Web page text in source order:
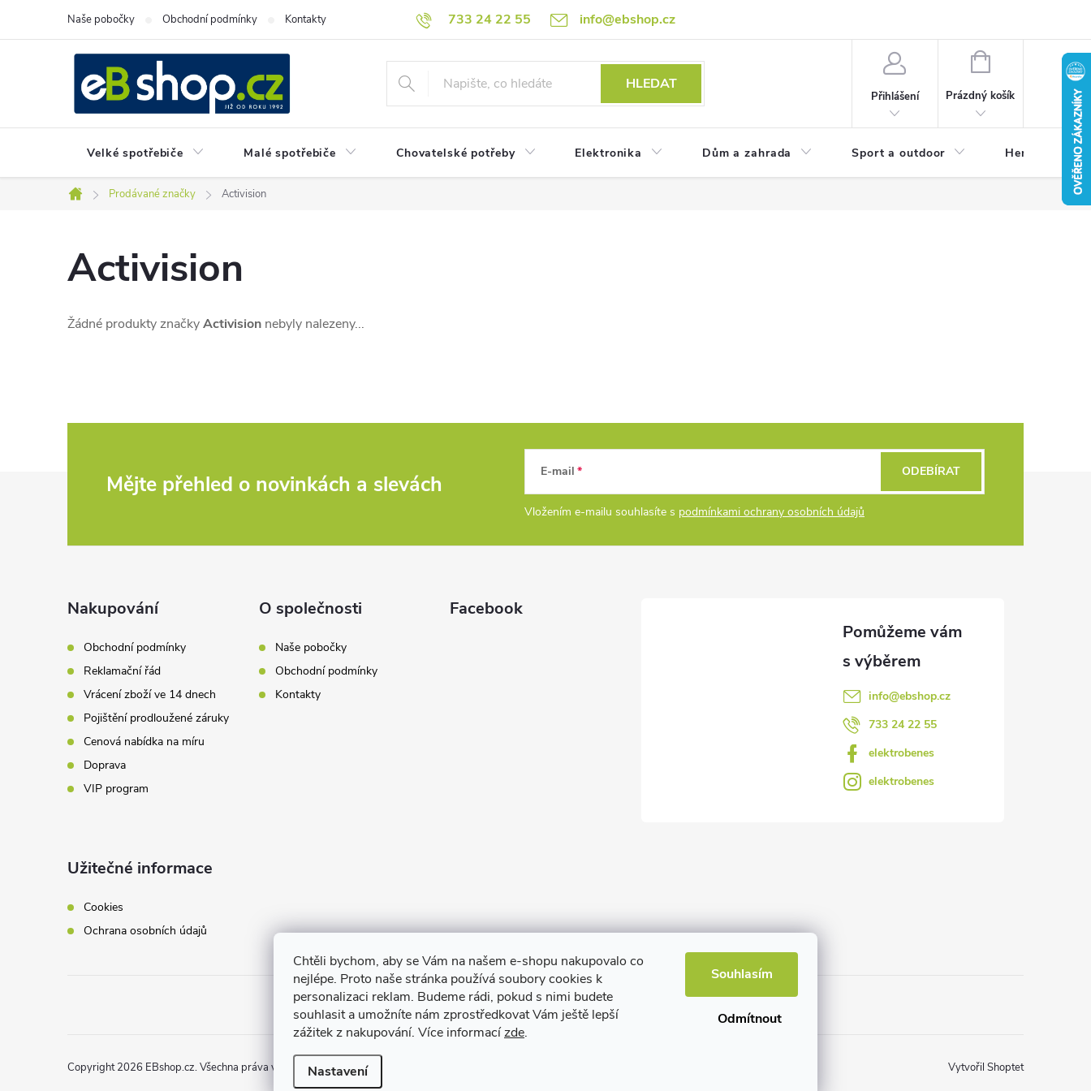
Chtěli bychom, aby se Vám na našem e-shopu nakupovalo co
nejlépe. Proto naše stránka používá soubory cookies k
personalizaci reklam. Budeme rádi, pokud s nimi budete
souhlasit a umožníte nám zprostředkovat Vám ještě lepší
zážitek z nakupování. Více informacízde.
Nastavení
Souhlasím
Odmítnout
733 24 22 55 info@ebshop.cz
Naše pobočky Obchodní podmínky Kontakty
HLEDAT
Přihlášení
NÁKUPNÍ
Prázdný košík
Velké spotřebiče Malé spotřebiče Chovatelské potřeby Elektronika Dům a zahrada Sport a outdoor Herní zóna
Domů
Prodávané značky Activision
Activision
Žádné produkty značkyActivision nebyly nalezeny...
Mějte přehled o novinkách a slevách E-mail
Vložením e-mailu souhlasíte s podmínkami ochrany osobních údajů
ODEBÍRAT
Nakupování
Obchodní podmínky
Reklamační řád
Vrácení zboží ve 14 dnech
Pojištění prodloužené záruky
Cenová nabídka na míru
Doprava
VIP program
O společnosti
Naše pobočky
Obchodní podmínky
Kontakty
Facebook
info@ebshop.cz
733 24 22 55
elektrobenes
elektrobenes
Užitečné informace
Cookies
Ochrana osobních údajů
Vytvořil Shoptet
Copyright 2026 EBshop.cz. Všechna práva vyhrazena.